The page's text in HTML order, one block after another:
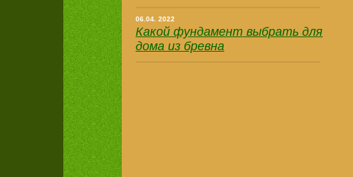
06.04. 2022
Какой фундамент выбрать для
дома из бревна